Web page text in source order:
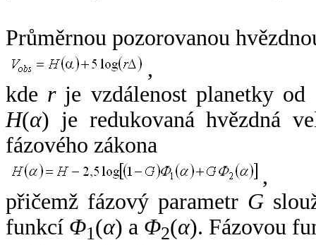
Průměrnou pozorovanou
,
kde rje vzdálenost planetky od
H(α) je redukovaná hvězdná
fázového zákona
,
přičemž fázový parametr G
funkcí Φ1(α) a Φ2(α). Fázovou